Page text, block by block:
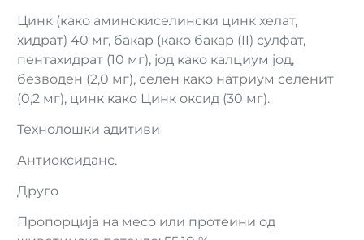
Цинк (како аминокиселински цинк хелат,
хидрат) 40 мг, бакар (како бакар (II) сулфат,
пентахидрат (10 мг), јод како калциум јод,
безводен (2,0 мг), селен како натриум селенит
(0,2 мг), цинк како Цинк оксид (30 мг).
Технолошки адитиви
Антиоксиданс.
Друго
Пропорција на месо или протеини од